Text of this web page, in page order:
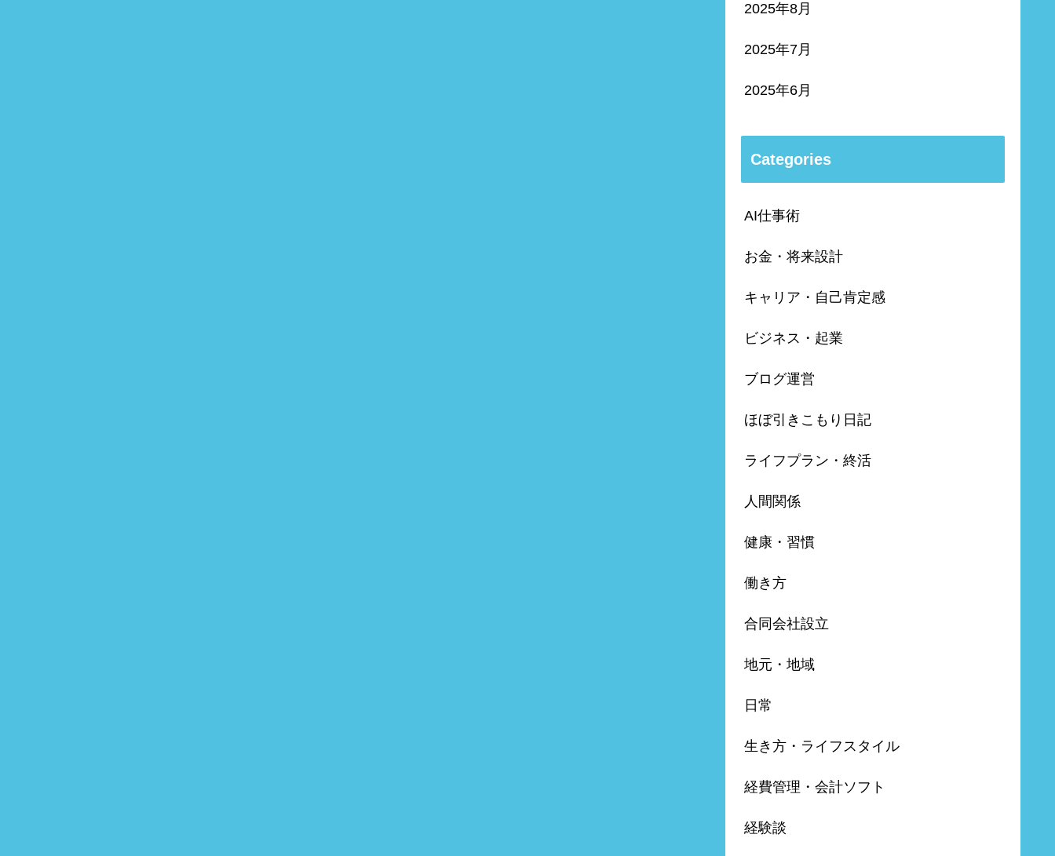
2025年8月
2025年7月
2025年6月
Categories
AI仕事術
お金・将来設計
キャリア・自己肯定感
ビジネス・起業
ブログ運営
ほぼ引きこもり日記
ライフプラン・終活
人間関係
健康・習慣
働き方
合同会社設立
地元・地域
日常
生き方・ライフスタイル
経費管理・会計ソフト
経験談